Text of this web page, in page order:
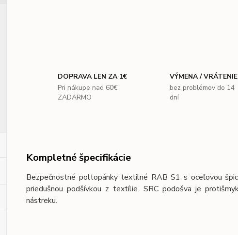
DOPRAVA LEN ZA 1€
Pri nákupe nad 60€
ZADARMO
VÝMENA / VRÁTENIE
bez problémov do 14
dní
Kompletné špecifikácie
Bezpečnostné poltopánky textilné RAB S1 s oceľovou
priedušnou podšívkou z textílie. SRC podošva je
nástreku.